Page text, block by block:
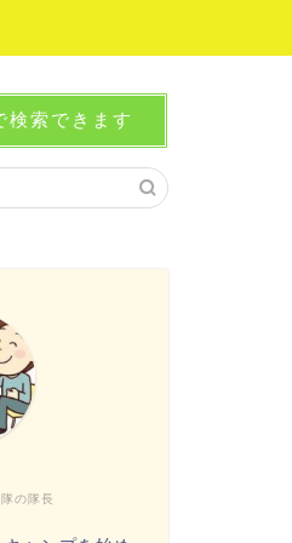
検索できます
の隊長